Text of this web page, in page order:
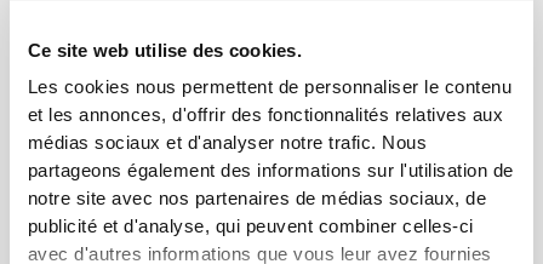
Ce site web utilise des cookies.
Les cookies nous permettent de personnaliser le contenu
et les annonces, d'offrir des fonctionnalités relatives aux
médias sociaux et d'analyser notre trafic. Nous
partageons également des informations sur l'utilisation de
notre site avec nos partenaires de médias sociaux, de
publicité et d'analyse, qui peuvent combiner celles-ci
avec d'autres informations que vous leur avez fournies